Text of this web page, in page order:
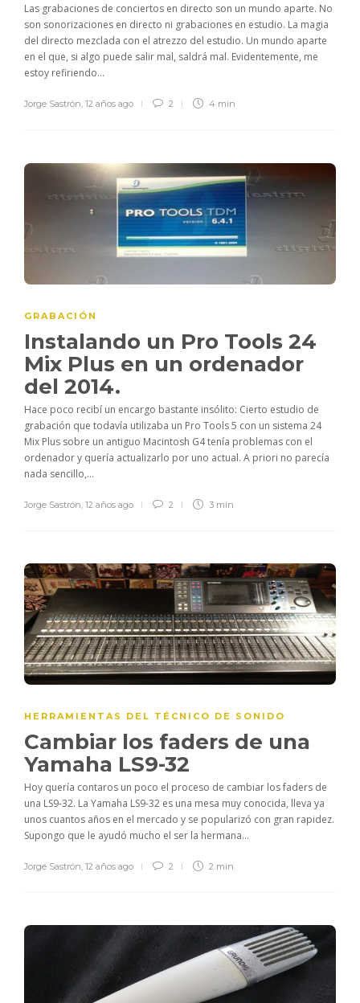
Las grabaciones de conciertos en directo son un mundo aparte. No
son sonorizaciones en directo ni grabaciones en estudio. La magia
del directo mezclada con el atrezzo del estudio. Un mundo aparte
en el que, si algo puede salir mal, saldrá mal. Evidentemente, me
estoy refiriendo...
Jorge Sastrón, 12 años ago 2 4 min
GRABACIÓN
Instalando un Pro Tools 24
Mix Plus en un ordenador
del 2014.
Hace poco recibí un encargo bastante insólito: Cierto estudio de
grabación que todavía utilizaba un Pro Tools 5 con un sistema 24
Mix Plus sobre un antiguo Macintosh G4 tenía problemas con el
ordenador y quería actualizarlo por uno actual. A priori no parecía
nada sencillo,...
Jorge Sastrón, 12 años ago 2 3 min
HERRAMIENTAS DEL TÉCNICO DE SONIDO
Cambiar los faders de una
Yamaha LS9-32
Hoy quería contaros un poco el proceso de cambiar los faders de
una LS9-32. La Yamaha LS9-32 es una mesa muy conocida, lleva ya
unos cuantos años en el mercado y se popularizó con gran rapidez.
Supongo que le ayudó mucho el ser la hermana...
Jorge Sastrón, 12 años ago 2 2 min